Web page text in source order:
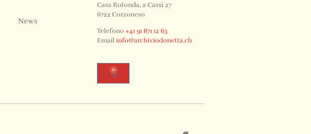
News
Casa Rotonda, a Cassì 27
6722 Corzoneso
Telefono +41 91 871 12 63
Email info@archiviodonetta.ch
0